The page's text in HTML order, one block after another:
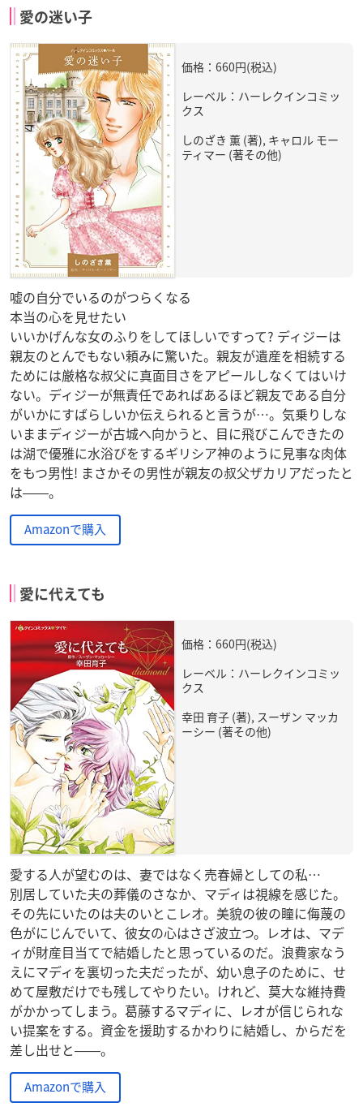
愛の迷い子
価格：660円(税込)
レーベル：ハーレクインコミッ
クス
しのざき 薫 (著), キャロル モー
ティマー (著その他)
嘘の自分でいるのがつらくなる
本当の心を見せたい
いいかげんな女のふりをしてほしいですって? ディジーは
親友のとんでもない頼みに驚いた。親友が遺産を相続する
ためには厳格な叔父に真面目さをアピールしなくてはいけ
ない。ディジーが無責任であればあるほど親友である自分
がいかにすばらしいか伝えられると言うが…。気乗りしな
いままディジーが古城へ向かうと、目に飛びこんできたの
は湖で優雅に水浴びをするギリシア神のように見事な肉体
をもつ男性! まさかその男性が親友の叔父ザカリアだったと
は――。
Amazonで購入
愛に代えても
価格：660円(税込)
レーベル：ハーレクインコミッ
クス
幸田 育子 (著), スーザン マッカ
ーシー (著その他)
愛する人が望むのは、妻ではなく売春婦としての私…
別居していた夫の葬儀のさなか、マディは視線を感じた。
その先にいたのは夫のいとこレオ。美貌の彼の瞳に侮蔑の
色がにじんでいて、彼女の心はさざ波立つ。レオは、マデ
ィが財産目当てで結婚したと思っているのだ。浪費家なう
えにマディを裏切った夫だったが、幼い息子のために、せ
めて屋敷だけでも残してやりたい。けれど、莫大な維持費
がかかってしまう。葛藤するマディに、レオが信じられな
い提案をする。資金を援助するかわりに結婚し、からだを
差し出せと――。
Amazonで購入